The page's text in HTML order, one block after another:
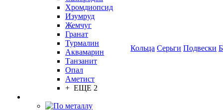
Хромдиопсид
Изумруд
Жемчуг
Гранат
Турмалин
Аквамарин
Танзанит
Опал
Аметист
+ ЕЩЕ 2
Кольца Серьги Подвески